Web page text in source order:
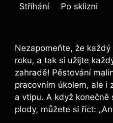
Stříhání Po sklizni
Nezapomeňte, že
roku, a tak si užijte‌
zahradě! Pěstování
pracovním úkolem, ale i
a vtipu. A když
plody,⁣ můžete si říct: